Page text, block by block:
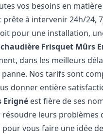
vos besoins en
à intervenir 24h/24,
pour une installation,
Frisquet Mûrs
dans les meilleurs
Nos tarifs sont
donner entière
Erigné est fière de ses
leurs problèmes
vous faire une idée